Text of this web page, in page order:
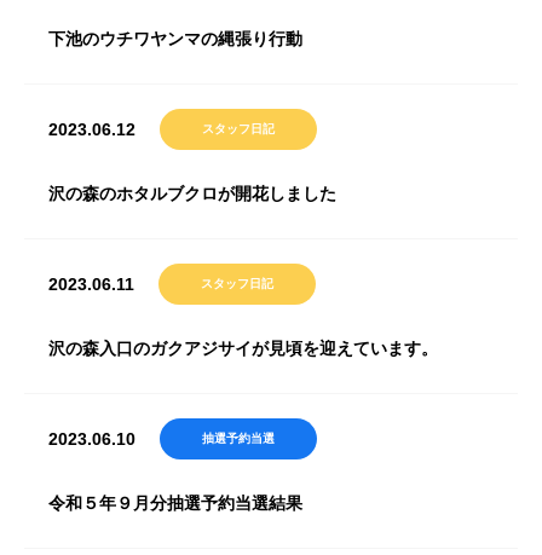
下池のウチワヤンマの縄張り行動
2023.06.12 スタッフ日記
沢の森のホタルブクロが開花しました
2023.06.11 スタッフ日記
沢の森入口のガクアジサイが見頃を迎えています。
2023.06.10 抽選予約当選
令和５年９月分抽選予約当選結果